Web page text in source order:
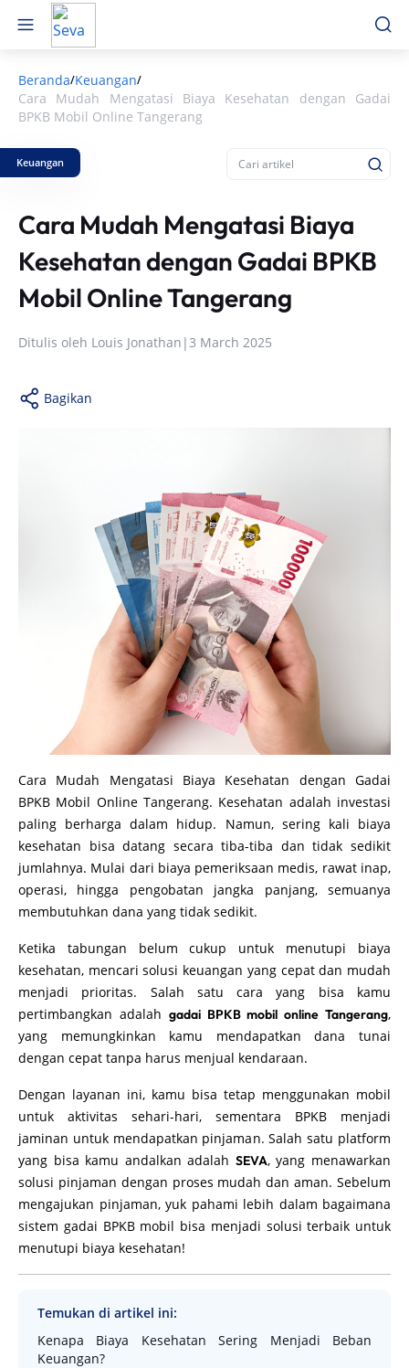
Beranda/Keuangan/
Cara Mudah Mengatasi Biaya Kesehatan dengan Gadai
BPKB Mobil Online Tangerang
Keuangan
Cara Mudah Mengatasi Biaya
Kesehatan dengan Gadai BPKB
Mobil Online Tangerang
Ditulis oleh Louis Jonathan |3 March 2025
Bagikan
Cara Mudah Mengatasi Biaya Kesehatan dengan Gadai
BPKB Mobil Online Tangerang. Kesehatan adalah investasi
paling berharga dalam hidup. Namun, sering kali biaya
kesehatan bisa datang secara tiba-tiba dan tidak sedikit
jumlahnya. Mulai dari biaya pemeriksaan medis, rawat inap,
operasi, hingga pengobatan jangka panjang, semuanya
membutuhkan dana yang tidak sedikit.
Ketika tabungan belum cukup untuk menutupi biaya
kesehatan, mencari solusi keuangan yang cepat dan mudah
menjadi prioritas. Salah satu cara yang bisa kamu
pertimbangkan adalah gadai BPKB mobil online Tangerang,
yang memungkinkan kamu mendapatkan dana tunai
dengan cepat tanpa harus menjual kendaraan.
Dengan layanan ini, kamu bisa tetap menggunakan mobil
untuk aktivitas sehari-hari, sementara BPKB menjadi
jaminan untuk mendapatkan pinjaman. Salah satu platform
yang bisa kamu andalkan adalah SEVA, yang menawarkan
solusi pinjaman dengan proses mudah dan aman. Sebelum
mengajukan pinjaman, yuk pahami lebih dalam bagaimana
sistem gadai BPKB mobil bisa menjadi solusi terbaik untuk
menutupi biaya kesehatan!
Temukan di artikel ini:
Kenapa Biaya Kesehatan Sering Menjadi Beban
Keuangan?